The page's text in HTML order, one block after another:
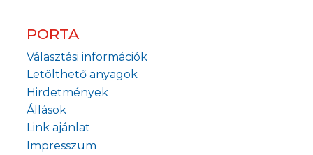
PORTA
Választási információk
Letölthető anyagok
Hirdetmények
Állások
Link ajánlat
Impresszum